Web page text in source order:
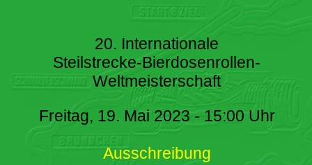
20. Internationale
Steilstrecke-Bierdosenrollen-
Weltmeisterschaft
Freitag, 19. Mai 2023 - 15:00 Uhr
Ausschreibung